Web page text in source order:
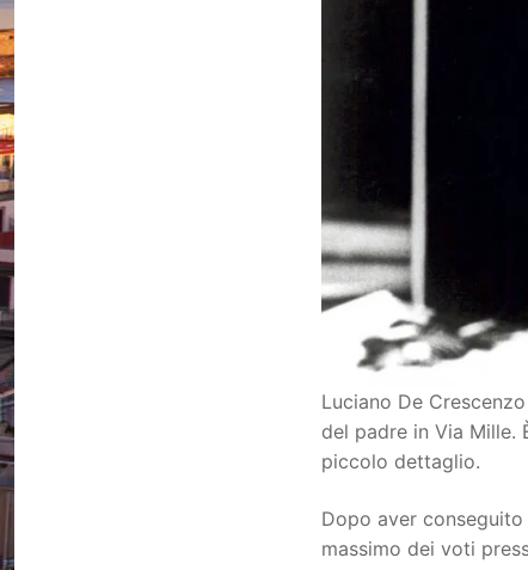
Luciano De
del padre in Via Mille.
piccolo dettaglio.
Dopo aver
massimo dei voti